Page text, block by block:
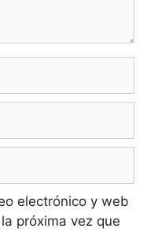
electrónico y web
próxima vez que